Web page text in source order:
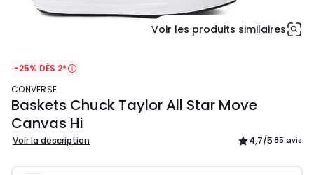
Voir les produits similaires
-25% DÈS 2*
CONVERSE
Baskets Chuck Taylor All Star Move
Canvas Hi
Voir la description 4,7/5 85 avis